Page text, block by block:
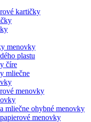
kartičky
menovky
plastu
číre
mliečne
menovky
mliečne ohybné menovky
menovky